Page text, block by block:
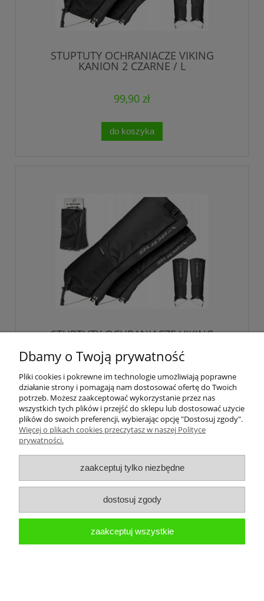
STUPTUTY OCHRANIACZE VIKING
KANION 2 CZARNE / L
99,90 zł
do koszyka
STUPTUTY OCHRANIACZE VIKING
99,90 zł
do koszyka
Dbamy o Twoją prywatność
Pliki cookies i pokrewne im technologie umożliwiają poprawne
działanie strony i pomagają nam dostosować ofertę do Twoich
potrzeb. Możesz zaakceptować wykorzystanie przez nas
wszystkich tych plików i przejść do sklepu lub dostosować użycie
plików do swoich preferencji, wybierając opcję "Dostosuj zgody".
Więcej o plikach cookies przeczytasz w naszej Polityce
prywatności.
zaakceptuj tylko niezbędne
dostosuj zgody
zaakceptuj wszystkie